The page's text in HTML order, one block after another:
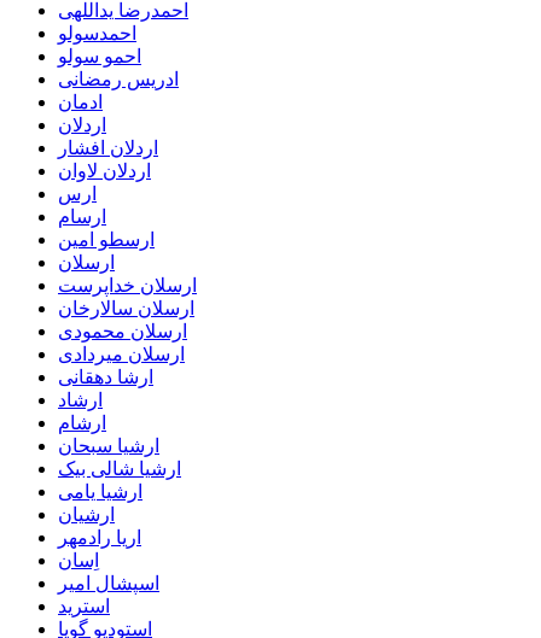
احمدرضا یداللهی
احمدسولو
احمو سولو
ادریس رمضانی
ادمان
اردلان
اردلان افشار
اردلان لاوان
ارس
ارسام
ارسطو امین
ارسلان
ارسلان خداپرست
ارسلان سالارخان
ارسلان محمودی
ارسلان میردادی
ارشا دهقانی
ارشاد
ارشام
ارشیا سبحان
ارشیا شالی بیک
ارشیا یامی
ارشیان
اریا رادمهر
اِسان
اسپشال امیر
استرید
استودیو گویا